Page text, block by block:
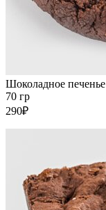
Шоколадное печенье
70 гр
290₽